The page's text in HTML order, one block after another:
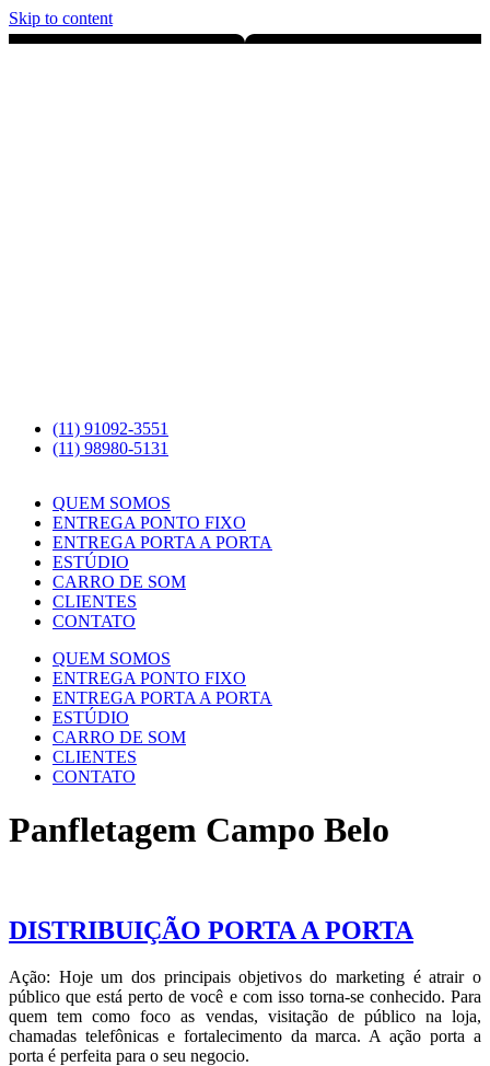
Skip to content
(11) 91092-3551
(11) 98980-5131
QUEM SOMOS
ENTREGA PONTO FIXO
ENTREGA PORTA A PORTA
ESTÚDIO
CARRO DE SOM
CLIENTES
CONTATO
QUEM SOMOS
ENTREGA PONTO FIXO
ENTREGA PORTA A PORTA
ESTÚDIO
CARRO DE SOM
CLIENTES
CONTATO
Panfletagem Campo Belo
DISTRIBUIÇÃO PORTA A PORTA
Ação: Hoje um dos principais objetivos do marketing é atrair o
público que está perto de você e com isso torna-se conhecido. Para
quem tem como foco as vendas, visitação de público na loja,
chamadas telefônicas e fortalecimento da marca. A ação porta a
porta é perfeita para o seu negocio.